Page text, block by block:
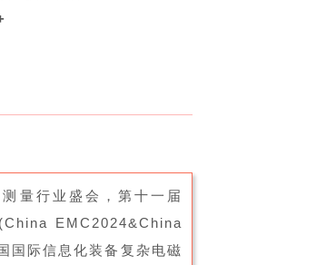
量行业盛会，第十一届
EMC2024&China
际信息化装备复杂电磁